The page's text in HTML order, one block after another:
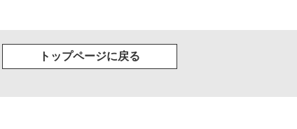
トップページに戻る